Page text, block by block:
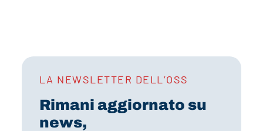
LA NEWSLETTER DELL’OSS
Rimani aggiornato su
news,